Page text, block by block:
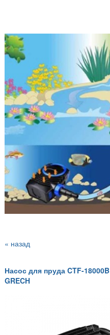
« назад
Насос для пруда CTF-18000B
GRECH